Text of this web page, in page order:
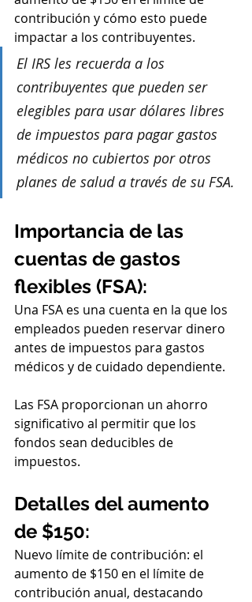
contribución y cómo esto puede
impactar a los contribuyentes.
El IRS les recuerda a los
contribuyentes que pueden ser
elegibles para usar dólares libres
de impuestos para pagar gastos
médicos no cubiertos por otros
planes de salud a través de su FSA.
Importancia de las
cuentas de gastos
flexibles (FSA):
Una FSA es una cuenta en la que los
empleados pueden reservar dinero
antes de impuestos para gastos
médicos y de cuidado dependiente.
Las FSA proporcionan un ahorro
significativo al permitir que los
fondos sean deducibles de
impuestos.
Detalles del aumento
de $150:
Nuevo límite de contribución: el
aumento de $150 en el límite de
contribución anual, destacando